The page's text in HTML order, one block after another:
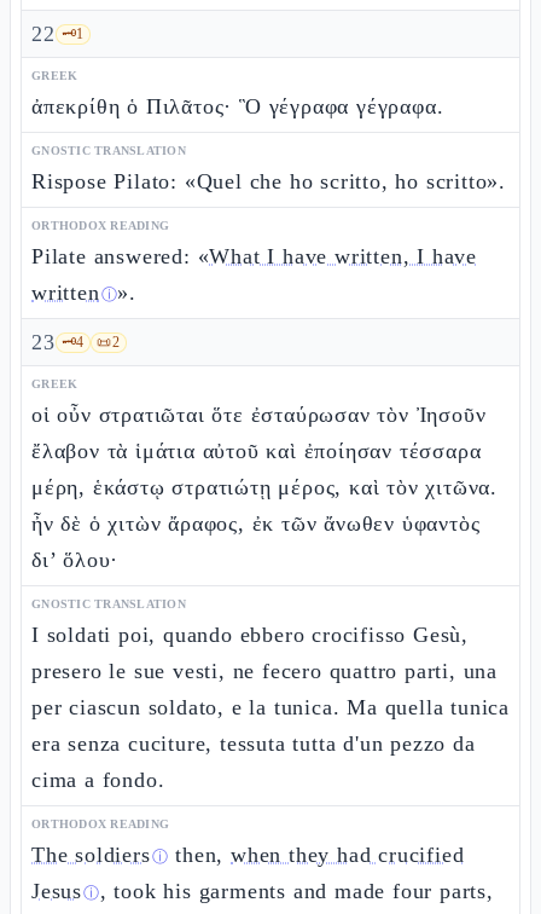
22 🗝️1
GREEK
ἀπεκρίθη ὁ Πιλᾶτος· Ὃ γέγραφα γέγραφα.
GNOSTIC TRANSLATION
Rispose Pilato: «Quel che ho scritto, ho scritto».
ORTHODOX READING
Pilate answered: «What I have written, I have
writtenⓘ».
23 🗝️4 📜2
GREEK
οἱ οὖν στρατιῶται ὅτε ἐσταύρωσαν τὸν Ἰησοῦν
ἔλαβον τὰ ἱμάτια αὐτοῦ καὶ ἐποίησαν τέσσαρα
μέρη, ἑκάστῳ στρατιώτῃ μέρος, καὶ τὸν χιτῶνα.
ἦν δὲ ὁ χιτὼν ἄραφος, ἐκ τῶν ἄνωθεν ὑφαντὸς
δι’ ὅλου·
GNOSTIC TRANSLATION
I soldati poi, quando ebbero crocifisso Gesù,
presero le sue vesti, ne fecero quattro parti, una
per ciascun soldato, e la tunica. Ma quella tunica
era senza cuciture, tessuta tutta d'un pezzo da
cima a fondo.
ORTHODOX READING
The soldiersⓘ then,when they had crucified
Jesusⓘ, took his garments and made four parts,